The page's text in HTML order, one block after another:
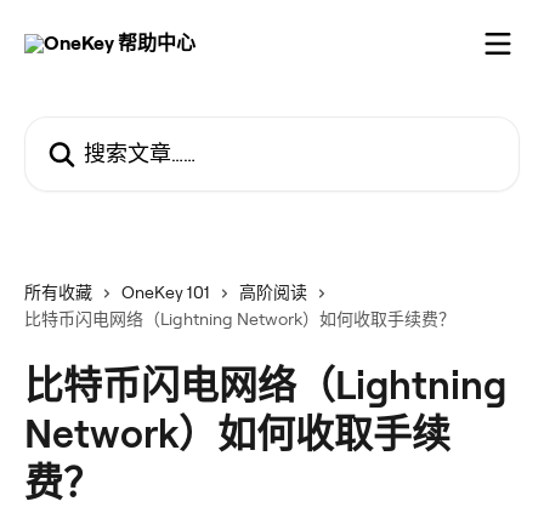
所有收藏 OneKey 101
高阶阅读
比特币闪电网络（Lightning Network）如何收取手续费？
比特币闪电网络（Lightning
Network）如何收取手续
费？